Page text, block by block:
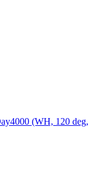
(WH, 120 deg,